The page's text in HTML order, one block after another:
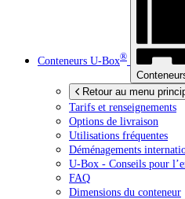
Conteneurs U-Box®
Retour au menu
Tarifs et renseignements
Options de livraison
Utilisations fréquentes
Déménagements
U-Box - Conseils pour
FAQ
Dimensions du conteneur